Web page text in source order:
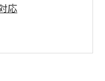
応
めのサービス